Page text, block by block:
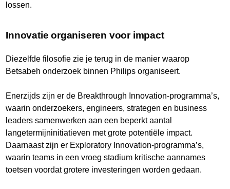
lossen.
Innovatie organiseren voor impact
Diezelfde filosofie zie je terug in de manier waarop
Betsabeh onderzoek binnen Philips organiseert.
Enerzijds zijn er de Breakthrough Innovation-programma’s,
waarin onderzoekers, engineers, strategen en business
leaders samenwerken aan een beperkt aantal
langetermijninitiatieven met grote potentiële impact.
Daarnaast zijn er Exploratory Innovation-programma’s,
waarin teams in een vroeg stadium kritische aannames
toetsen voordat grotere investeringen worden gedaan.